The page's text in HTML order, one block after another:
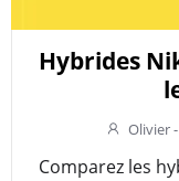
Hybrides
Olivier
Comparez les